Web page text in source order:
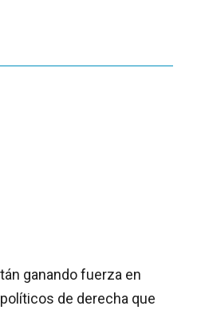
ganando fuerza en
de derecha que